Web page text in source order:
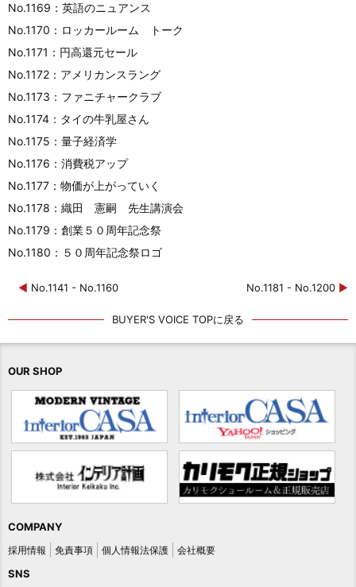
No.1169：英語のニュアンス
No.1170：ロッカールーム トーク
No.1171：円高還元セール
No.1172：アメリカンスラング
No.1173：ファニチャークラブ
No.1174：タイの牛乳屋さん
No.1175：量子経済学
No.1176：消費税アップ
No.1177：物価が上がっていく
No.1178：織田 憲嗣 先生講演会
No.1179：創業５０周年記念祭
No.1180：５０周年記念祭ロゴ
◀ No.1141 - No.1160 No.1181 - No.1200 ▶
BUYER'S VOICE TOPに戻る
OUR SHOP
COMPANY
採用情報 免責事項 個人情報法保護 会社概要
SNS